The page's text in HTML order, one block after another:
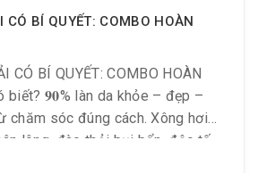
CÓ BÍ QUYẾT: COMBO HOÀN
CÓ BÍ QUYẾT: COMBO HOÀN
biết? 𝟗𝟎% làn da khỏe – đẹp –
chăm sóc đúng cách. Xông hơi
lông, đào thải bụi bẩn, độc tố
vệ tăng sức đề kháng […]